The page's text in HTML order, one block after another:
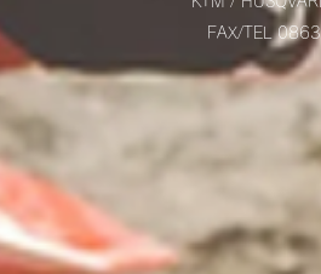
FAX/TEL